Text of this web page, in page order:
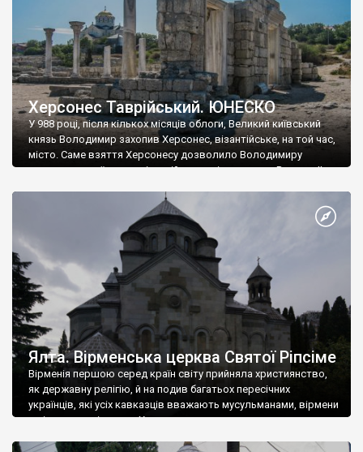
Херсонес Таврійський. ЮНЕСКО
У 988 році, після кількох місяців облоги, Великий київський
князь Володимир захопив Херсонес, візантійське, на той час,
місто. Саме взяття Херсонесу дозволило Володимиру
диктувати свої умови візантійському імператору Василю ІІ, та
Херсонесі Володимир-язичник, став Василем-християнином.
А потім було Хрещення Русі. На честь Херсонесу Таврійського
Ялта. Вірменська церква Святої Ріпсіме
Вірменія першою серед країн світу прийняла християнство,
як державну релігію, й на подив багатьох пересічних
українців, які усіх кавказців вважають мусульманами, вірмени
є відданими вірянами Христа